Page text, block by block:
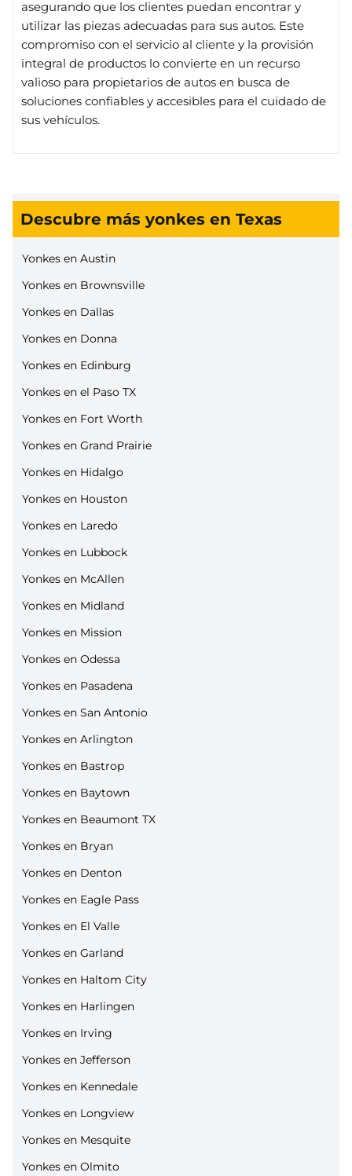
asegurando que los clientes puedan encontrar y
utilizar las piezas adecuadas para sus autos. Este
compromiso con el servicio al cliente y la provisión
integral de productos lo convierte en un recurso
valioso para propietarios de autos en busca de
soluciones confiables y accesibles para el cuidado de
sus vehículos.
Descubre más yonkes en Texas
Yonkes en Austin
Yonkes en Brownsville
Yonkes en Dallas
Yonkes en Donna
Yonkes en Edinburg
Yonkes en el Paso TX
Yonkes en Fort Worth
Yonkes en Grand Prairie
Yonkes en Hidalgo
Yonkes en Houston
Yonkes en Laredo
Yonkes en Lubbock
Yonkes en McAllen
Yonkes en Midland
Yonkes en Mission
Yonkes en Odessa
Yonkes en Pasadena
Yonkes en San Antonio
Yonkes en Arlington
Yonkes en Bastrop
Yonkes en Baytown
Yonkes en Beaumont TX
Yonkes en Bryan
Yonkes en Denton
Yonkes en Eagle Pass
Yonkes en El Valle
Yonkes en Garland
Yonkes en Haltom City
Yonkes en Harlingen
Yonkes en Irving
Yonkes en Jefferson
Yonkes en Kennedale
Yonkes en Longview
Yonkes en Mesquite
Yonkes en Olmito